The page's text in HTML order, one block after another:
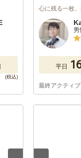
心に残る一枚
平日
最終アクティ